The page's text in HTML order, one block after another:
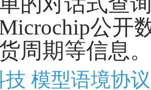
公开
周期等信息